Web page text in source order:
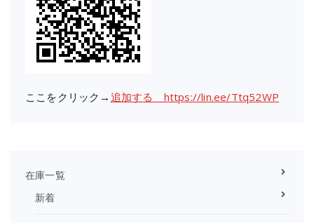
ここをクリック→ 追加する https://lin.ee/Ttq52WP
在庫一覧
新着